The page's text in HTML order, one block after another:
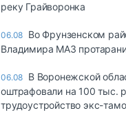
реку Грайворонка
06.08 Во Фрунзенском
Владимира МАЗ
06.08 В Воронежской
оштрафовали на 100 тыс.
трудоустройство экс-